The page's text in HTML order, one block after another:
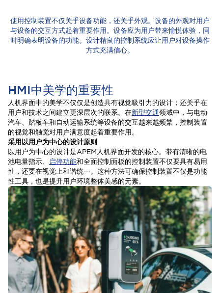
使用控制装置不仅关乎设备功能，还关乎外观。设备的外观对用户
与设备的交互方式起着重要作用。设备应为用户带来愉悦体验，同
时明确表明设备的功能。设计精良的控制系统应让用户对设备操作
方式充满信心。
HMI中美学的重要性
人机界面中的美学不仅仅是创造具有视觉吸引力的设计；还关乎在
用户和技术之间建立更深层次的联系。在新型交通领域中，与电动
汽车、踏板车和自动运输系统等设备的交互越来越频繁，控制装置
的视觉和触觉对用户满意度起着重要作用。
采用以用户为中心的设计原则
以用户为中心的设计是APEM人机界面开发的核心。带有清晰的电
池电量指示、
启停功能和全面控制面板的控制装置不仅要具有易用
性，还要在视觉上和谐统一。这种方法可确保控制装置不仅是功能
性工具，也是提升用户环境整体美感的元素。